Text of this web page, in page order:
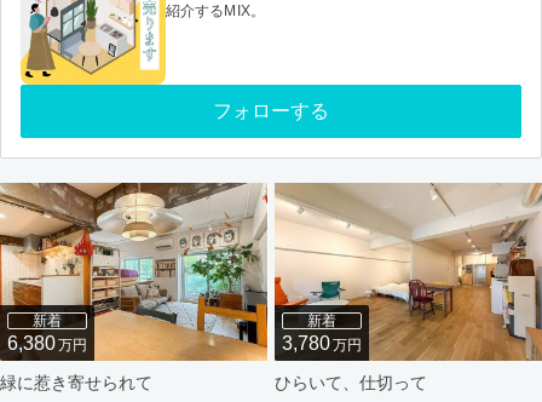
紹介するMIX。
フォローする
新着
6,380万円
緑に惹き寄せられて
新着
3,780万円
ひらいて、仕切って